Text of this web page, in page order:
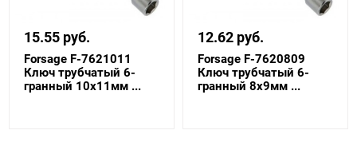
15.55 руб.
Forsage F-7621011
Ключ трубчатый 6-
гранный 10х11мм ...
12.62 руб.
Forsage F-7620809
Ключ трубчатый 6-
гранный 8х9мм ...